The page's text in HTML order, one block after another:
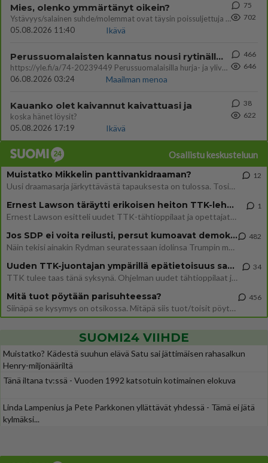
Mies, olenko ymmärtänyt oikein?
Ystävyys/salainen suhde/molemmat ovat täysin poissuljettuja asioita? Nainen
05.08.2026 11:40
Ikävä
75
702
Perussuomalaisten kannatus nousi rytinällä Ylen tänään julkaisemassa tuoreimmassa gallup-kyselyssä.
https://yle.fi/a/74-20239449 Perussuomalaisilla hurja- ja ylivoimaisesti suurin nousu tässä uudessa Ylen gallupissa. Kyl
06.08.2026 03:24
Maailman menoa
466
646
Kauanko olet kaivannut kaivattuasi ja
koska hänet löysit?
05.08.2026 17:19
Ikävä
38
622
Osallistu keskusteluun
Muistatko Mikkelin panttivankidraaman?
Uusi draamasarja järkyttävästä tapauksesta on tulossa. Tositapahtumiin perustuva sarja ammentaa vuoden 1986 Mikkelin pan
12
Ernest Lawson täräytti erikoisen heiton TTK-lehdistötilaisuudessa: " Onko tässä tarkoituksena...?"
Ernest Lawson esitteli uudet TTK-tähtioppilaat ja opettajat torstaina 6.8. lehdistölle. Tulevalla kaudella on yksi hausk
1
Jos SDP ei voita reilusti, persut kumoavat demokratian Suomesta
Näin tekisi ainakin Rydman seuratessaan idolinsa Trumpin mallia https://www.is.fi/politiikka/art-2000012187244.html
482
Uuden TTK-juontajan ympärillä epätietoisuus sakenee - Nyt MTV hämmentää soppaa
TTK tulee taas tänä syksynä. Ohjelman uudet tähtioppilaat julkistetaan torstaina 6. elokuuta klo 14 alkavassa lehdistö
34
Mitä tuot pöytään parisuhteessa?
Siinäpä se kysymys on otsikossa. Mitäpä siis tuot/toisit pöytään parisuhteessa? Oletko mies vai nainen? Koetko sen mitä
456
SUOMI24 VIIHDE
Muistatko? Kädestä suuhun elävä Satu sai jättimäisen rahasalkun
Henry-miljonääriltä
Tänä iltana tv:ssä - Vuoden 1992 katsotuin kotimainen elokuva
Linda Lampenius ja Pete Parkkonen yllättävät yhdessä - Tämä ei jätä
kylmäksi...